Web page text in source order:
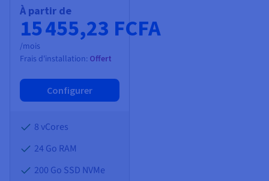
À partir de
15 455,23 FCFA
/mois
Frais d'installation: Offert
Configurer
8 vCores
24 Go RAM
200 Go SSD NVMe